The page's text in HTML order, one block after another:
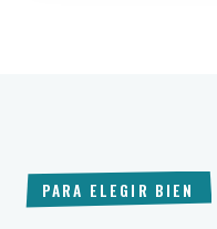
PARA ELEGIR BIEN